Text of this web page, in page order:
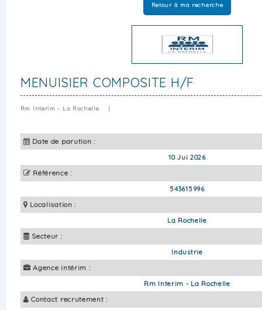
Retour à ma recherche
MENUISIER COMPOSITE H/F
Rm Interim - La Rochelle |
Date de parution :
10 Jui 2026
Référence :
543615996
Localisation :
La Rochelle
Secteur :
Industrie
Agence intérim :
Rm Interim - La Rochelle
Contact recrutement :